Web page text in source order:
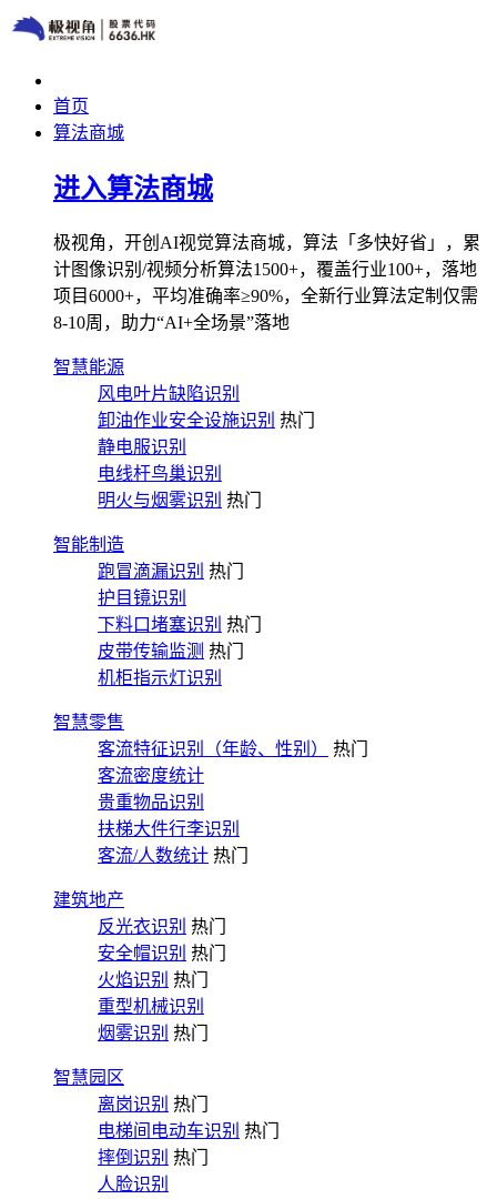
首页
算法商城
进入算法商城
极视角，开创AI视觉算法商城，算法「多快好省」，累
计图像识别/视频分析算法1500+，覆盖行业100+，落地
项目6000+，平均准确率≥90%，全新行业算法定制仅需
8-10周，助力“AI+全场景”落地
智慧能源
风电叶片缺陷识别
卸油作业安全设施识别 热门
静电服识别
电线杆鸟巢识别
明火与烟雾识别 热门
智能制造
跑冒滴漏识别 热门
护目镜识别
下料口堵塞识别 热门
皮带传输监测 热门
机柜指示灯识别
智慧零售
客流特征识别（年龄、性别）
热门
客流密度统计
贵重物品识别
扶梯大件行李识别
客流/人数统计 热门
建筑地产
反光衣识别 热门
安全帽识别 热门
火焰识别 热门
重型机械识别
烟雾识别 热门
智慧园区
离岗识别 热门
电梯间电动车识别 热门
摔倒识别 热门
人脸识别